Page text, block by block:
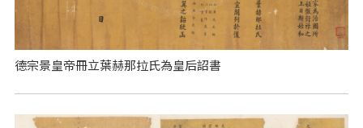
德宗景皇帝冊立葉赫那拉氏為皇后詔書